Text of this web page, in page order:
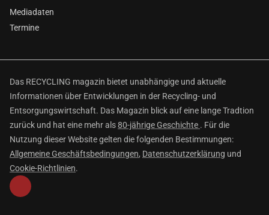
Mediadaten
Termine
Das RECYCLING magazin bietet unabhängige und aktuelle
Informationen über Entwicklungen in der Recycling- und
Entsorgungswirtschaft. Das Magazin blick auf eine lange Tradtion
zurück und hat eine mehr als80-jährige Geschichte . Für die
Nutzung dieser Website gelten die folgenden Bestimmungen:
Allgemeine Geschäftsbedingungen, Datenschutzerklärung und
Cookie-Richtlinien.